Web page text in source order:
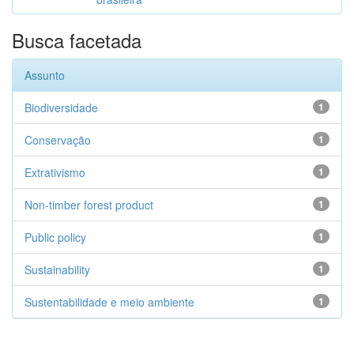
Busca facetada
Assunto
1
Biodiversidade
1
Conservação
1
Extrativismo
1
Non-timber forest product
1
Public policy
1
Sustainability
1
Sustentabilidade e meio ambiente